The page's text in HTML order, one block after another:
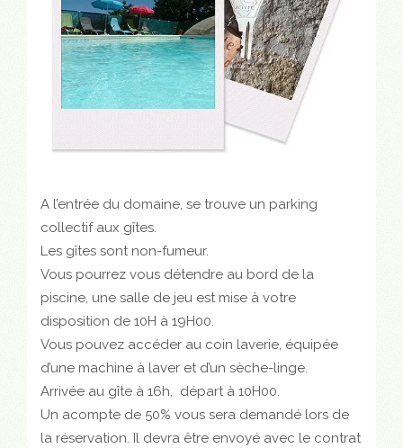
A l’entrée du domaine, se trouve un parking
collectif aux gîtes.
Les gîtes sont non-fumeur.
Vous pourrez vous détendre au bord de la
piscine, une salle de jeu est mise à votre
disposition de 10H à 19H00.
Vous pouvez accéder au coin laverie, équipée
d’une machine à laver et d’un sèche-linge.
Arrivée au gîte à 16h, départ à 10H00.
Un acompte de 50% vous sera demandé lors de
la réservation. Il devra être envoyé avec le contrat